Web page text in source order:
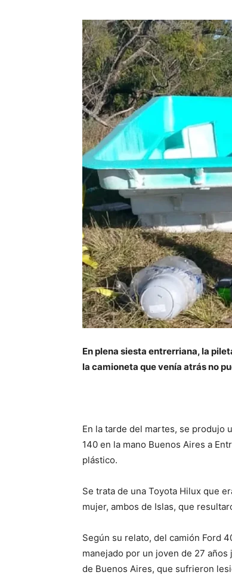
En plena siesta entrerriana, la
la camioneta que venía atrás no
En la tarde del martes, se produjo
140 en la mano Buenos Aires a
plástico.
Se trata de una Toyota Hilux que
mujer, ambos de Islas, que
Según su relato, del camión Ford
manejado por un joven de 27
de Buenos Aires, que sufrieron